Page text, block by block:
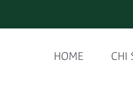
HOME CHI